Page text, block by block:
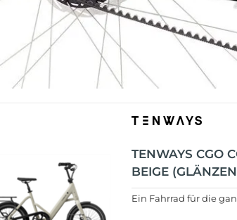
TENWAYS CGO
BEIGE
Ein Fahrrad für die